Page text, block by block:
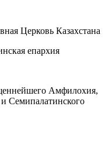
Церковь Казахстана
Амфилохия,
Семипалатинского